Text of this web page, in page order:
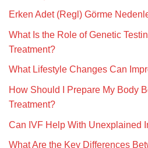
Erken Adet (Regl) Görme
What Is the Role of Genetic
Treatment?
What Lifestyle Changes Can
How Should I Prepare My Body
Treatment?
Can IVF Help With Unexplained
What Are the Key Differences